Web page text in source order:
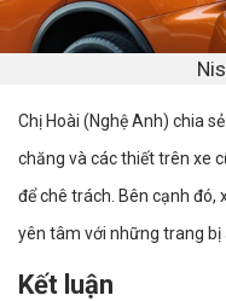
Chị Hoài (Nghệ Anh) chia
chăng và các thiết trên xe
để chê trách. Bên cạnh
yên tâm với những trang bị
Kết luận